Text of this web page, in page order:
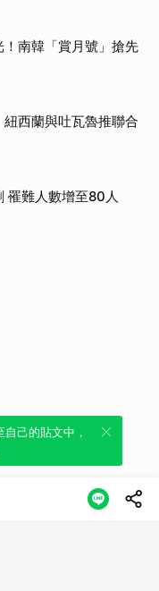
南韓「賞月號」搶先
西蘭與吐瓦魯推聯合
罹難人數增至80人
過發布貼
己的貼文中，